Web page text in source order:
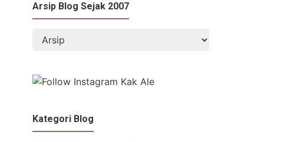
Arsip Blog Sejak 2007
Kategori Blog